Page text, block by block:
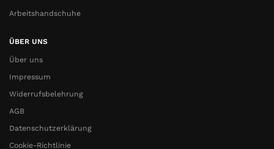
Arbeitshandschuhe
ÜBER UNS
Über uns
Impressum
Widerrufsbelehrung
AGB
Datenschutzerklärung
Cookie-Richtlinie